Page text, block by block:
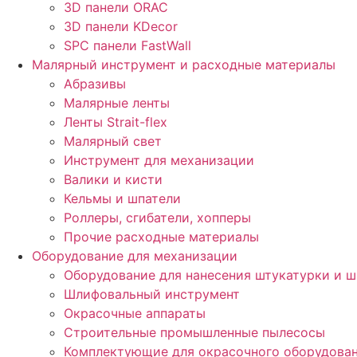
3D панели ORAC
3D панели KDecor
SPC панели FastWall
Малярный инструмент и расходные материалы
Абразивы
Малярные ленты
Ленты Strait-flex
Малярный свет
Инструмент для механизации
Валики и кисти
Кельмы и шпатели
Роллеры, сгибатели, хопперы
Прочие расходные материалы
Оборудование для механизации
Оборудование для нанесения штукатурки и
Шлифовальный инструмент
Окрасочные аппараты
Строительные промышленные пылесосы
Комплектующие для окрасочного